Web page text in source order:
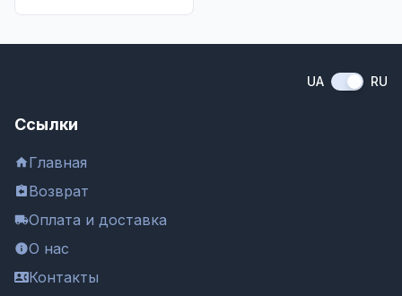
UA RU
Ссылки
Главная
Возврат
Оплата и доставка
О нас
Контакты